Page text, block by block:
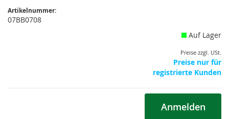
Artikelnummer:
07BB0708
Auf Lager
Preise zzgl. USt.
Preise nur für
registrierte Kunden
Anmelden